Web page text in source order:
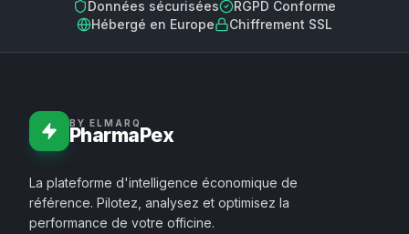
Données sécurisées
RGPD Conforme
Hébergé en Europe
Chiffrement SSL
BY ELMARQ
PharmaPex
La plateforme d'intelligence économique de
référence. Pilotez, analysez et optimisez la
performance de votre officine.